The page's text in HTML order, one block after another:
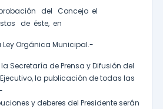
del Concejo el
de éste, en
Orgánica Municipal.-
Secretaría de Prensa y Difusión del
la publicación de todas las
y deberes del Presidente serán